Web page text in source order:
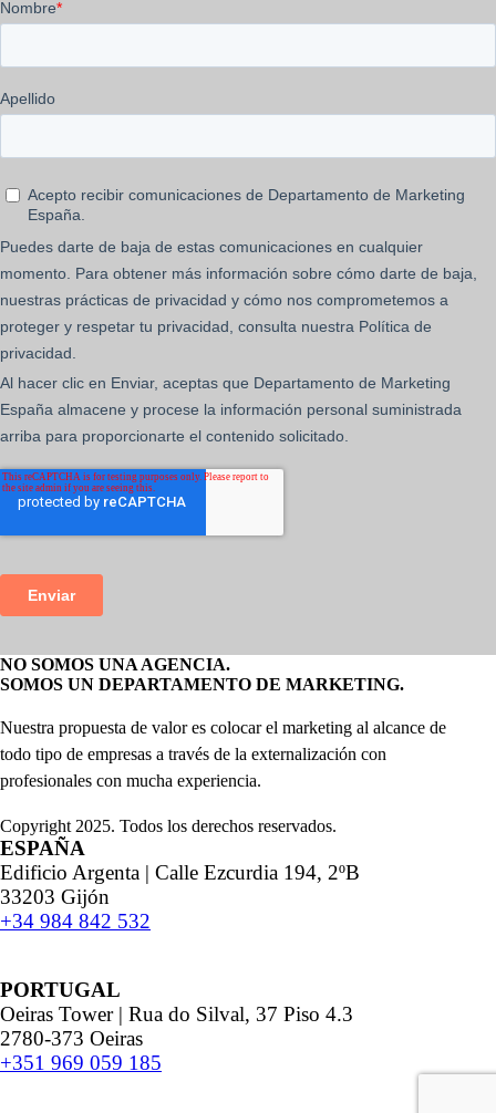
NO SOMOS UNA AGENCIA.
SOMOS UN DEPARTAMENTO DE MARKETING.
Nuestra propuesta de valor es colocar el marketing al alcance de
todo tipo de empresas a través de la externalización con
profesionales con mucha experiencia.
Copyright 2025. Todos los derechos reservados.
ESPAÑA
Edificio Argenta | Calle Ezcurdia 194, 2ºB
33203 Gijón
+34 984 842 532
PORTUGAL
Oeiras Tower | Rua do Silval, 37 Piso 4.3
2780-373 Oeiras
+351 969 059 185